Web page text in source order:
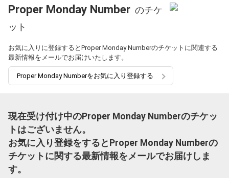
Proper Monday Number のチケ
ット
お気に入りに登録するとProper Monday Numberのチケットに関連する
最新情報をメールでお届けいたします。
Proper Monday Numberをお気に入り登録する
現在受け付け中のProper Monday Numberのチケッ
トはございません。
お気に入り登録をするとProper Monday Numberの
チケットに関する最新情報をメールでお届けしま
す。